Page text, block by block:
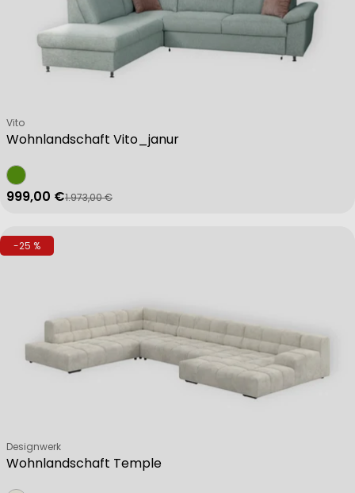
Wohnlandschaft Vito_janur
Verkäufer:
Vito
Verkaufspreis
999,00 €
Regulärer Preis
1.973,00 €
-25 %
Wohnlandschaft Temple
Verkäufer:
Designwerk